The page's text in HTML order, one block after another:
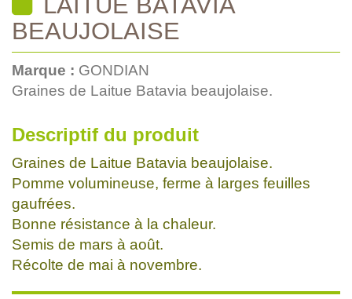
BEAUJOLAISE
Marque : GONDIAN
Graines de Laitue Batavia beaujolaise.
Descriptif du produit
Graines de Laitue Batavia beaujolaise.
Pomme volumineuse, ferme à larges feuilles
gaufrées.
Bonne résistance à la chaleur.
Semis de mars à août.
Récolte de mai à novembre.